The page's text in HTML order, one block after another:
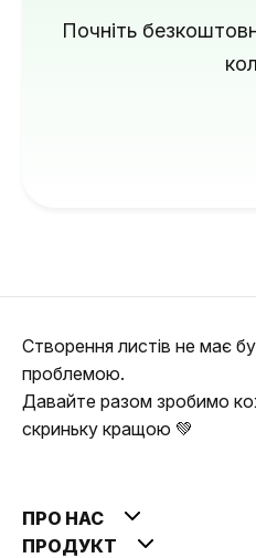
Почніть
Створення листів не має
проблемою.
Давайте разом зробимо
скриньку кращою 💚
ПРО НАС
ПРОДУКТ